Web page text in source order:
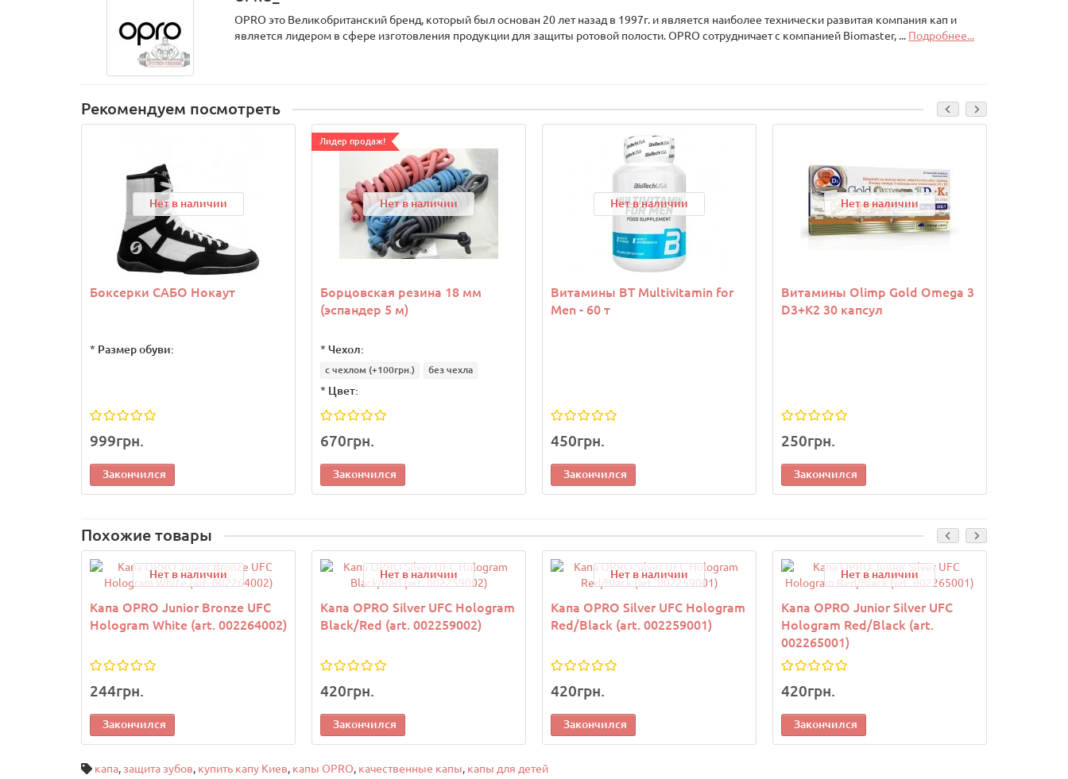
OPRO это Великобританский бренд, который был основан 20 лет назад в 1997г. и является наиболее технически развитая компания кап и
является лидером в сфере изготовления продукции для защиты ротовой полости. OPRO сотрудничает с компанией Biomaster, ... Подробнее...
Рекомендуем посмотреть
Нет в наличии
Боксерки САБО Нокаут
* Размер обуви:
999грн.
Закончился
Лидер продаж!
Нет в наличии
Борцовская резина 18 мм
(эспандер 5 м)
* Чехол:
с чехлом (+100грн.) без чехла
* Цвет:
670грн.
Закончился
Нет в наличии
Витамины ВТ Multivitamin for
Men - 60 т
450грн.
Закончился
Нет в наличии
Витамины Olimp Gold Omega 3
D3+K2 30 капсул
250грн.
Закончился
Похожие товары
Нет в наличии
Капа OPRO Junior Bronze UFC
Hologram White (art. 002264002)
244грн.
Закончился
Нет в наличии
Капа OPRO Silver UFC Hologram
Black/Red (art. 002259002)
420грн.
Закончился
Нет в наличии
Капа OPRO Silver UFC Hologram
Red/Black (art. 002259001)
420грн.
Закончился
Нет в наличии
Капа OPRO Junior Silver UFC
Hologram Red/Black (art.
002265001)
420грн.
Закончился
капа, защита зубов, купить капу Киев, капы OPRO, качественные капы, капы для детей